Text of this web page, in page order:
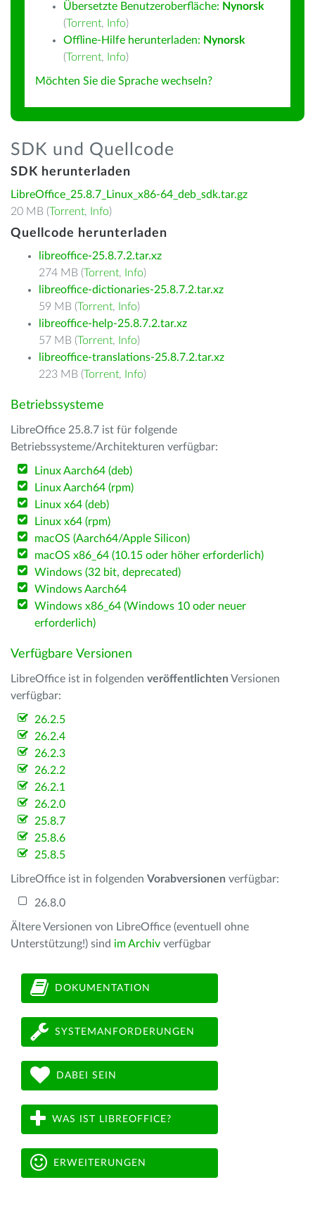
Übersetzte Benutzeroberfläche: Nynorsk
(Torrent, Info)
Offline-Hilfe herunterladen: Nynorsk
(Torrent, Info)
Möchten Sie die Sprache wechseln?
SDK und Quellcode
SDK herunterladen
LibreOffice_25.8.7_Linux_x86-64_deb_sdk.tar.gz
20 MB (Torrent, Info)
Quellcode herunterladen
libreoffice-25.8.7.2.tar.xz
274 MB (Torrent, Info)
libreoffice-dictionaries-25.8.7.2.tar.xz
59 MB (Torrent, Info)
libreoffice-help-25.8.7.2.tar.xz
57 MB (Torrent, Info)
libreoffice-translations-25.8.7.2.tar.xz
223 MB (Torrent, Info)
Betriebssysteme
LibreOffice 25.8.7 ist für folgende
Betriebssysteme/Architekturen verfügbar:
Linux Aarch64 (deb)
Linux Aarch64 (rpm)
Linux x64 (deb)
Linux x64 (rpm)
macOS (Aarch64/Apple Silicon)
macOS x86_64 (10.15 oder höher erforderlich)
Windows (32 bit, deprecated)
Windows Aarch64
Windows x86_64 (Windows 10 oder neuer
erforderlich)
Verfügbare Versionen
LibreOffice ist in folgenden veröffentlichten Versionen
verfügbar:
26.2.5
26.2.4
26.2.3
26.2.2
26.2.1
26.2.0
25.8.7
25.8.6
25.8.5
LibreOffice ist in folgenden Vorabversionen verfügbar:
26.8.0
Ältere Versionen von LibreOffice (eventuell ohne
Unterstützung!) sind im Archiv verfügbar
DOKUMENTATION
SYSTEMANFORDERUNGEN
DABEI SEIN
WAS IST LIBREOFFICE?
ERWEITERUNGEN